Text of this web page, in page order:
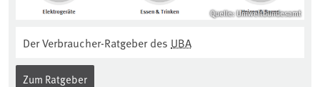
Quelle: Umweltbundesamt
Der Verbraucher-Ratgeber des UBA
Zum Ratgeber